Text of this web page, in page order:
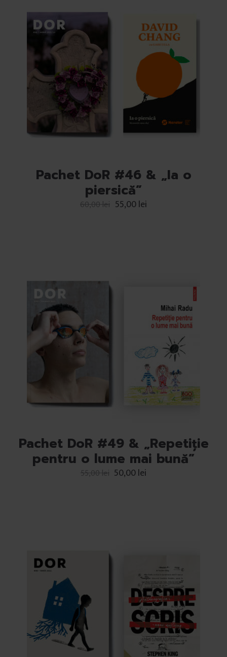
Pachet DoR #46 & „Ia o
piersică”
60,00lei 55,00lei
Pachet DoR #49 & „Repetiție
pentru o lume mai bună”
55,00lei 50,00lei